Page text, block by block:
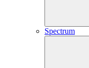
Spectrum